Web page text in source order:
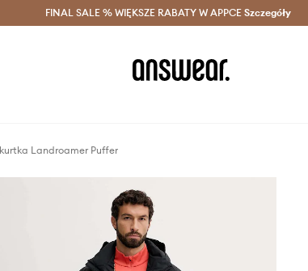
Oszczędzaj z Answear Club > Dostawa nawet w 24h >
FINAL SALE % WIĘKSZE RABATY W APPCE Szczegóły
Landroamer Puffer